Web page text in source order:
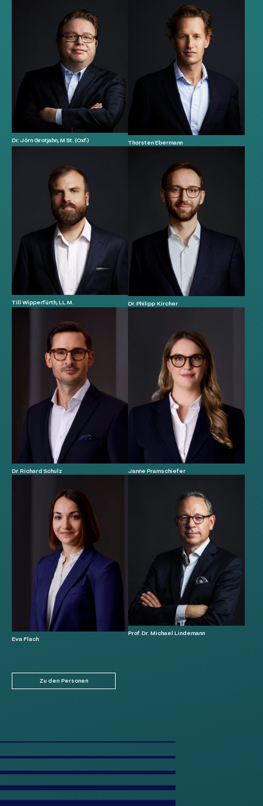
Dr. Jörn Grotjahn, M.St. (Oxf.) Thorsten Ebermann
Till Wipperfürth, LL.M. Dr. Philipp Kircher
Dr. Richard Schulz Janne Pramschiefer
Eva Flach
Prof. Dr. Michael Lindemann
Zu den Personen